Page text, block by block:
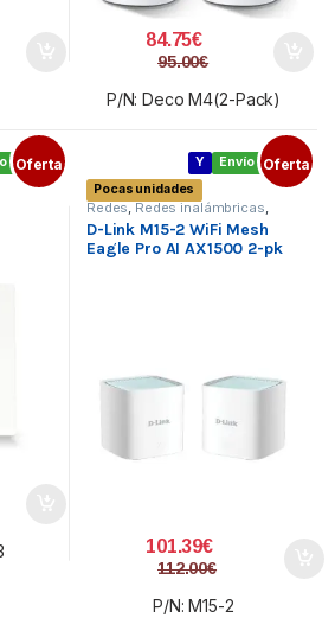
84.75€
95.00€
P/N: Deco M4(2-Pack)
gratis
Oferta Envío gratis
Y Oferta
Pocas unidades
Redes,Redes inalámbricas
Sistemas Mesh
D-Link M15-2 WiFi Mesh
Eagle Pro AI AX1500 2-pk
101.39€
112.00€
P/N: M15-2